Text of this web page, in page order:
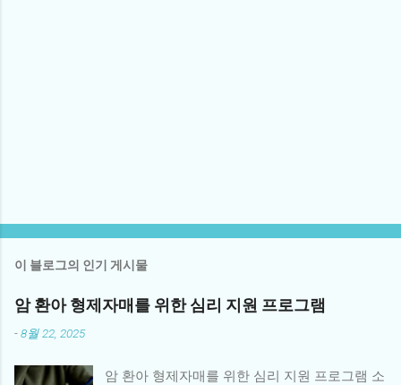
이 블로그의 인기 게시물
암 환아 형제자매를 위한 심리 지원 프로그램
-8월 22, 2025
암 환아 형제자매를 위한 심리 지원 프로그램 소